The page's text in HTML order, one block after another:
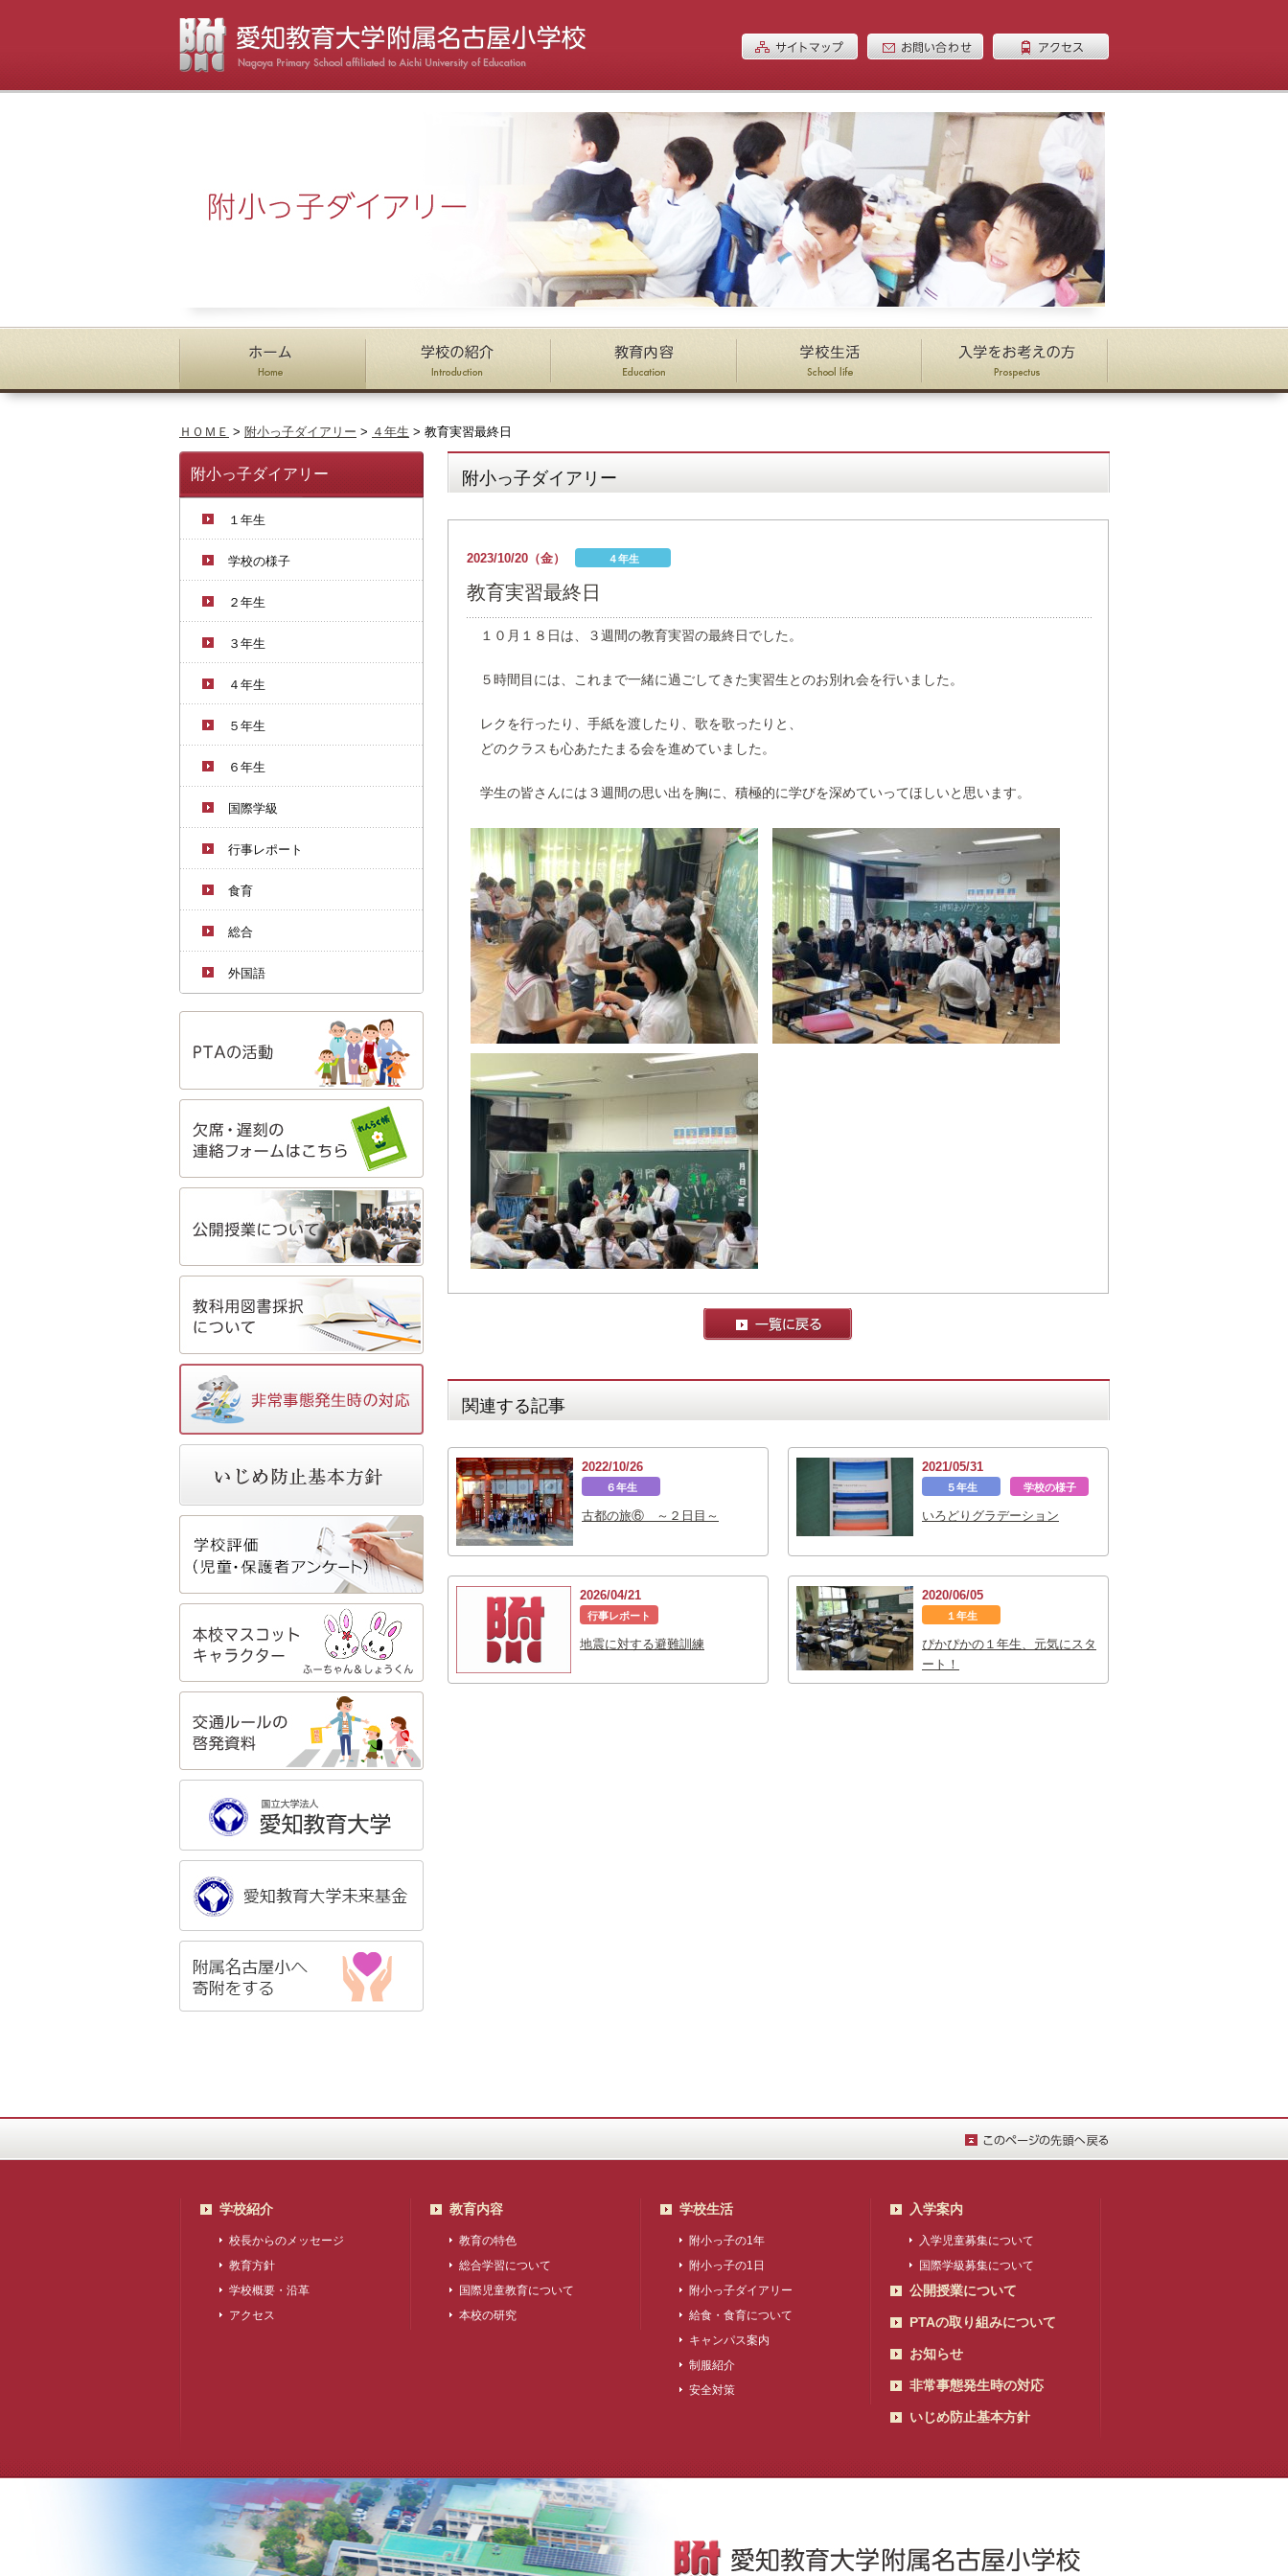
ＨＯＭＥ > 附小っ子ダイアリー > ４年生 > 教育実習最終日
附小っ子ダイアリー
１年生
学校の様子
２年生
３年生
４年生
５年生
６年生
国際学級
行事レポート
食育
総合
外国語
附小っ子ダイアリー
2023/10/20（金） ４年生
教育実習最終日
１０月１８日は、３週間の教育実習の最終日でした。
５時間目には、これまで一緒に過ごしてきた実習生とのお別れ会を行いました。
レクを行ったり、手紙を渡したり、歌を歌ったりと、
どのクラスも心あたたまる会を進めていました。
学生の皆さんには３週間の思い出を胸に、積極的に学びを深めていってほしいと思います。
関連する記事
2022/10/26
６年生
古都の旅⑥ ～２日目～
2021/05/31
５年生 学校の様子
いろどりグラデーション
2026/04/21
行事レポート
地震に対する避難訓練
2020/06/05
１年生
ぴかぴかの１年生、元気にスタ
ート！
学校紹介
校長からのメッセージ
教育方針
学校概要・沿革
アクセス
教育内容
教育の特色
総合学習について
国際児童教育について
本校の研究
学校生活
附小っ子の1年
附小っ子の1日
附小っ子ダイアリー
給食・食育について
キャンパス案内
制服紹介
安全対策
入学案内
入学児童募集について
国際学級募集について
公開授業について
PTAの取り組みについて
お知らせ
非常事態発生時の対応
いじめ防止基本方針